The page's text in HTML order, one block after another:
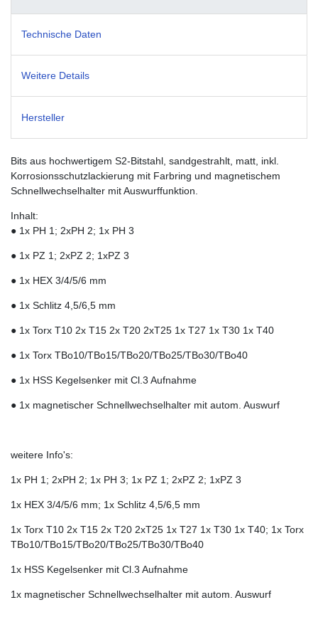
Technische Daten
Weitere Details
Hersteller
Bits aus hochwertigem S2-Bitstahl, sandgestrahlt, matt, inkl.
Korrosionsschutzlackierung mit Farbring und magnetischem
Schnellwechselhalter mit Auswurffunktion.
Inhalt:
● 1x PH 1; 2xPH 2; 1x PH 3
● 1x PZ 1; 2xPZ 2; 1xPZ 3
● 1x HEX 3/4/5/6 mm
● 1x Schlitz 4,5/6,5 mm
● 1x Torx T10 2x T15 2x T20 2xT25 1x T27 1x T30 1x T40
● 1x Torx TBo10/TBo15/TBo20/TBo25/TBo30/TBo40
● 1x HSS Kegelsenker mit Cl.3 Aufnahme
● 1x magnetischer Schnellwechselhalter mit autom. Auswurf
weitere Info's:
1x PH 1; 2xPH 2; 1x PH 3; 1x PZ 1; 2xPZ 2; 1xPZ 3
1x HEX 3/4/5/6 mm; 1x Schlitz 4,5/6,5 mm
1x Torx T10 2x T15 2x T20 2xT25 1x T27 1x T30 1x T40; 1x Torx
TBo10/TBo15/TBo20/TBo25/TBo30/TBo40
1x HSS Kegelsenker mit Cl.3 Aufnahme
1x magnetischer Schnellwechselhalter mit autom. Auswurf